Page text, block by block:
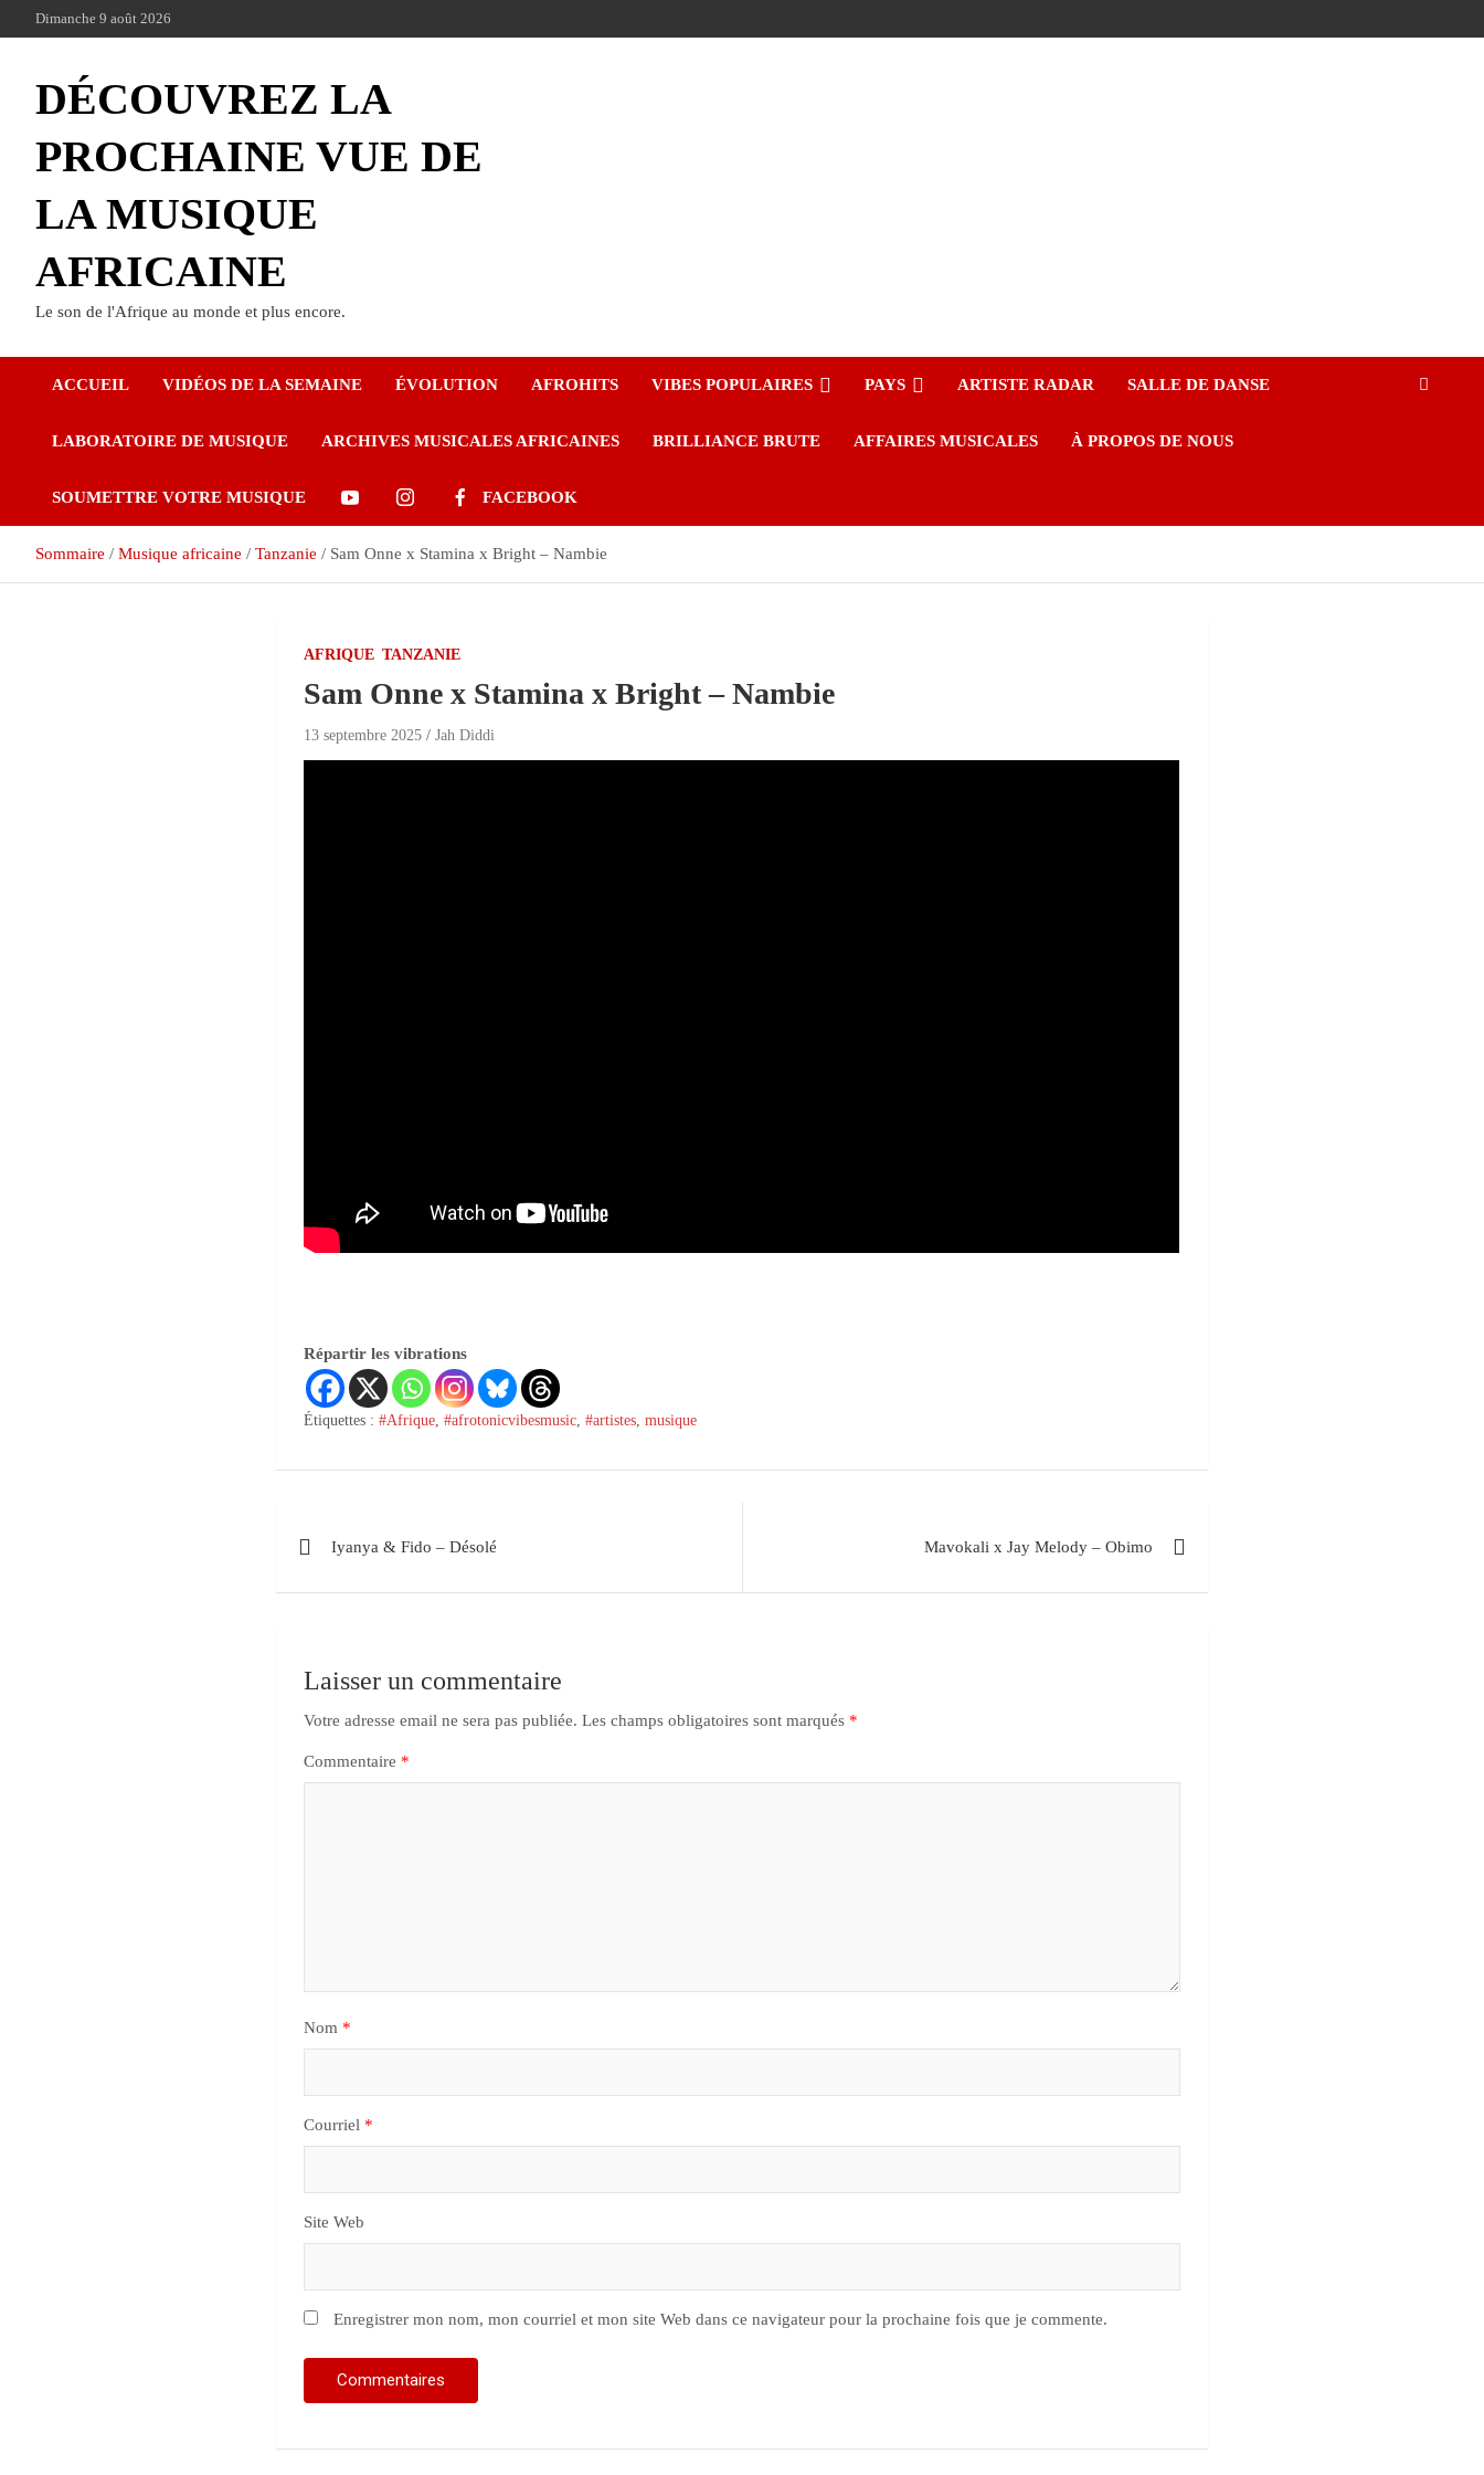
Dimanche 9 août 2026
DÉCOUVREZ LA
PROCHAINE VUE DE
LA MUSIQUE
AFRICAINE
Le son de l'Afrique au monde et plus encore.
ACCUEIL VIDÉOS DE LA SEMAINE ÉVOLUTION AFROHITS VIBES POPULAIRES PAYS ARTISTE RADAR SALLE DE DANSE
LABORATOIRE DE MUSIQUE ARCHIVES MUSICALES AFRICAINES BRILLIANCE BRUTE AFFAIRES MUSICALES À PROPOS DE NOUS
SOUMETTRE VOTRE MUSIQUE FACEBOOK
Sommaire Musique africaine Tanzanie Sam Onne x Stamina x Bright – Nambie
AFRIQUE TANZANIE
Sam Onne x Stamina x Bright – Nambie
13 septembre 2025 Jah Diddi
Répartir les vibrations
Étiquettes : #Afrique,#afrotonicvibesmusic,#artistes,musique
Iyanya & Fido – Désolé Mavokali x Jay Melody – Obimo
Laisser un commentaire
Votre adresse email ne sera pas publiée. Les champs obligatoires sont marqués *
Commentaire *
Nom *
Courriel *
Site Web
Enregistrer mon nom, mon courriel et mon site Web dans ce navigateur pour la prochaine fois que je commente.